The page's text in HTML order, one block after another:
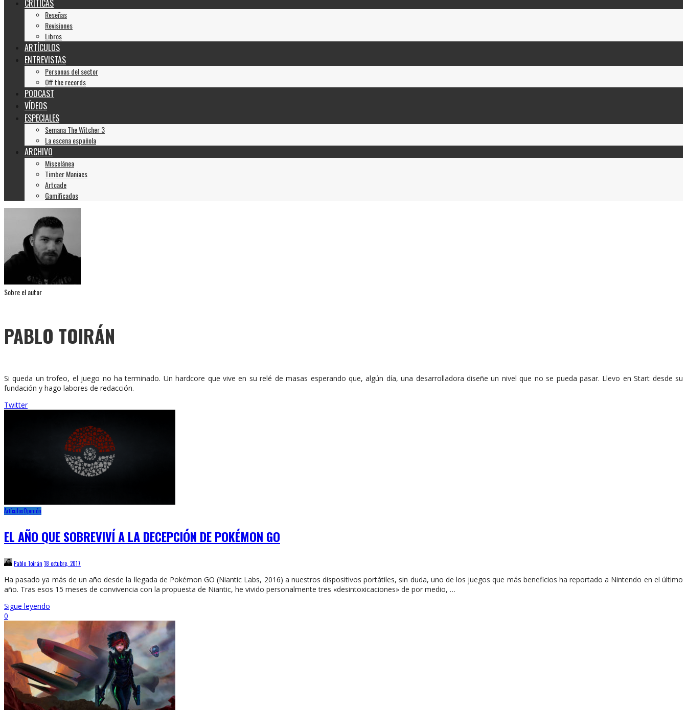
CRÍTICAS
Reseñas
Revisiones
Libros
ARTÍCULOS
ENTREVISTAS
Personas del sector
Off the records
PODCAST
VÍDEOS
ESPECIALES
Semana The Witcher 3
La escena española
ARCHIVO
Miscelánea
Timber Maniacs
Artcade
Gamificados
Sobre el autor
PABLO TOIRÁN
Si queda un trofeo, el juego no ha terminado. Un hardcore que vive en su relé de masas esperando que, algún día, una desarrolladora diseñe un nivel que no se pueda pasar. Llevo en Start desde su
fundación y hago labores de redacción.
Twitter
ArtículosOpinión
EL AÑO QUE SOBREVIVÍ A LA DECEPCIÓN DE POKÉMON GO
Pablo Toirán 18 octubre, 2017
Ha pasado ya más de un año desde la llegada de Pokémon GO (Niantic Labs, 2016) a nuestros dispositivos portátiles, sin duda, uno de los juegos que más beneficios ha reportado a Nintendo en el último
año. Tras esos 15 meses de convivencia con la propuesta de Niantic, he vivido personalmente tres «desintoxicaciones» de por medio, …
Sigue leyendo
0